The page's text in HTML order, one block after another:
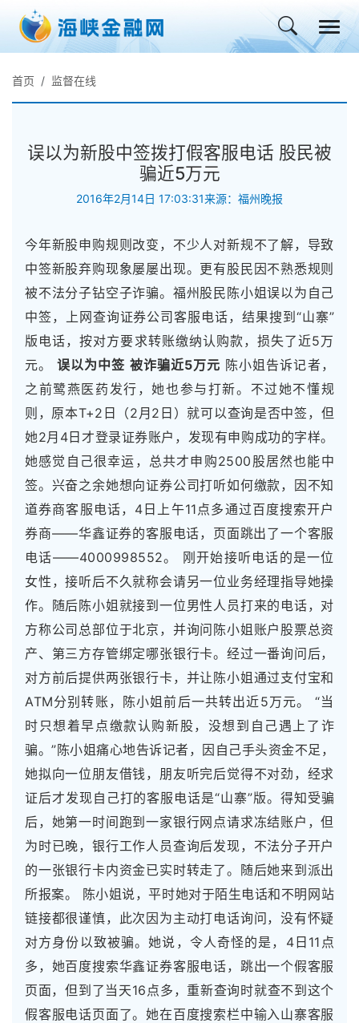
首页 监督在线
误以为新股中签拨打假客服电话 股民被
骗近5万元
2016年2月14日 17:03:31来源：福州晚报
今年新股申购规则改变，不少人对新规不了解，导致
中签新股弃购现象屡屡出现。更有股民因不熟悉规则
被不法分子钻空子诈骗。福州股民陈小姐误以为自己
中签，上网查询证券公司客服电话，结果搜到“山寨”
版电话，按对方要求转账缴纳认购款，损失了近5万
元。误以为中签 被诈骗近5万元 陈小姐告诉记者，
之前鹭燕医药发行，她也参与打新。不过她不懂规
则，原本T+2日（2月2日）就可以查询是否中签，但
她2月4日才登录证券账户，发现有申购成功的字样。
她感觉自己很幸运，总共才申购2500股居然也能中
签。兴奋之余她想向证券公司打听如何缴款，因不知
道券商客服电话，4日上午11点多通过百度搜索开户
券商——华鑫证券的客服电话，页面跳出了一个客服
电话——4000998552。 刚开始接听电话的是一位
女性，接听后不久就称会请另一位业务经理指导她操
作。随后陈小姐就接到一位男性人员打来的电话，对
方称公司总部位于北京，并询问陈小姐账户股票总资
产、第三方存管绑定哪张银行卡。经过一番询问后，
对方前后提供两张银行卡，并让陈小姐通过支付宝和
ATM分别转账，陈小姐前后一共转出近5万元。 “当
时只想着早点缴款认购新股，没想到自己遇上了诈
骗。”陈小姐痛心地告诉记者，因自己手头资金不足，
她拟向一位朋友借钱，朋友听完后觉得不对劲，经求
证后才发现自己打的客服电话是“山寨”版。得知受骗
后，她第一时间跑到一家银行网点请求冻结账户，但
为时已晚，银行工作人员查询后发现，不法分子开户
的一张银行卡内资金已实时转走了。随后她来到派出
所报案。 陈小姐说，平时她对于陌生电话和不明网站
链接都很谨慎，此次因为主动打电话询问，没有怀疑
对方身份以致被骗。她说，令人奇怪的是，4日11点
多，她百度搜索华鑫证券客服电话，跳出一个假客服
页面，但到了当天16点多，重新查询时就查不到这个
假客服电话页面了。她在百度搜索栏中输入山寨客服